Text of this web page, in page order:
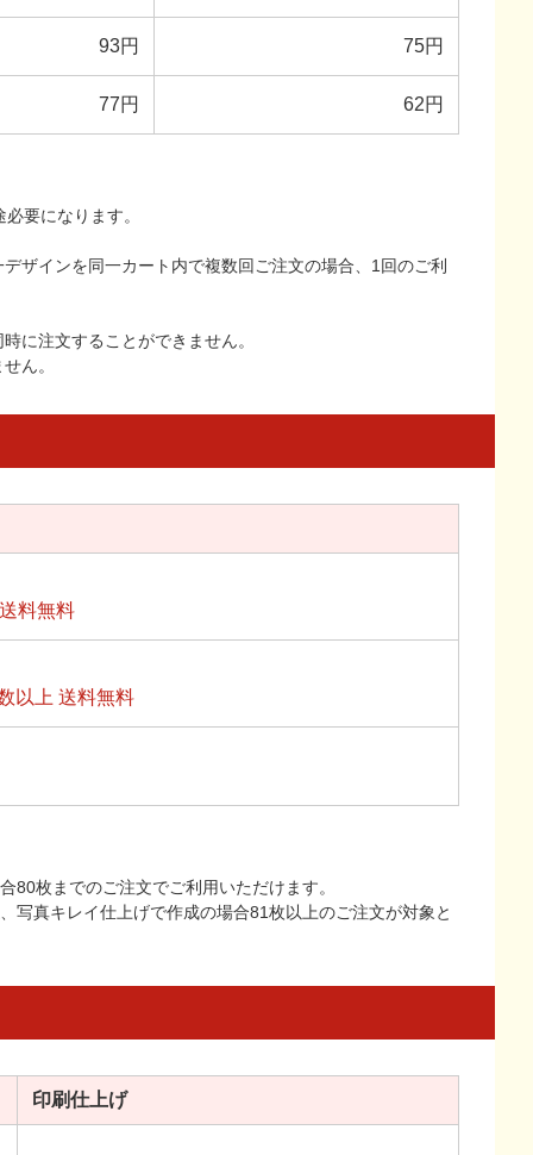
93円 75円
77円 62円
要になります。
ザインを同一カート内で複数回ご注文の場合、1回のご利
に注文することができません。
ん。
料無料
以上 送料無料
枚までのご注文でご利用いただけます。
写真キレイ仕上げで作成の場合81枚以上のご注文が対象と
印刷仕上げ